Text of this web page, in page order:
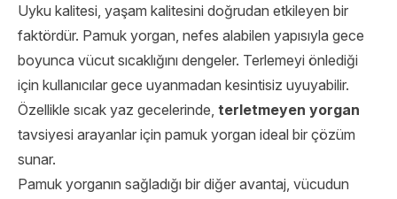
Uyku kalitesi, yaşam kalitesini doğrudan etkileyen bir
faktördür. Pamuk yorgan, nefes alabilen yapısıyla gece
boyunca vücut sıcaklığını dengeler. Terlemeyi önlediği
için kullanıcılar gece uyanmadan kesintisiz uyuyabilir.
Özellikle sıcak yaz gecelerinde, terletmeyen yorgan
tavsiyesi arayanlar için pamuk yorgan ideal bir çözüm
sunar.
Pamuk yorganın sağladığı bir diğer avantaj, vücudun